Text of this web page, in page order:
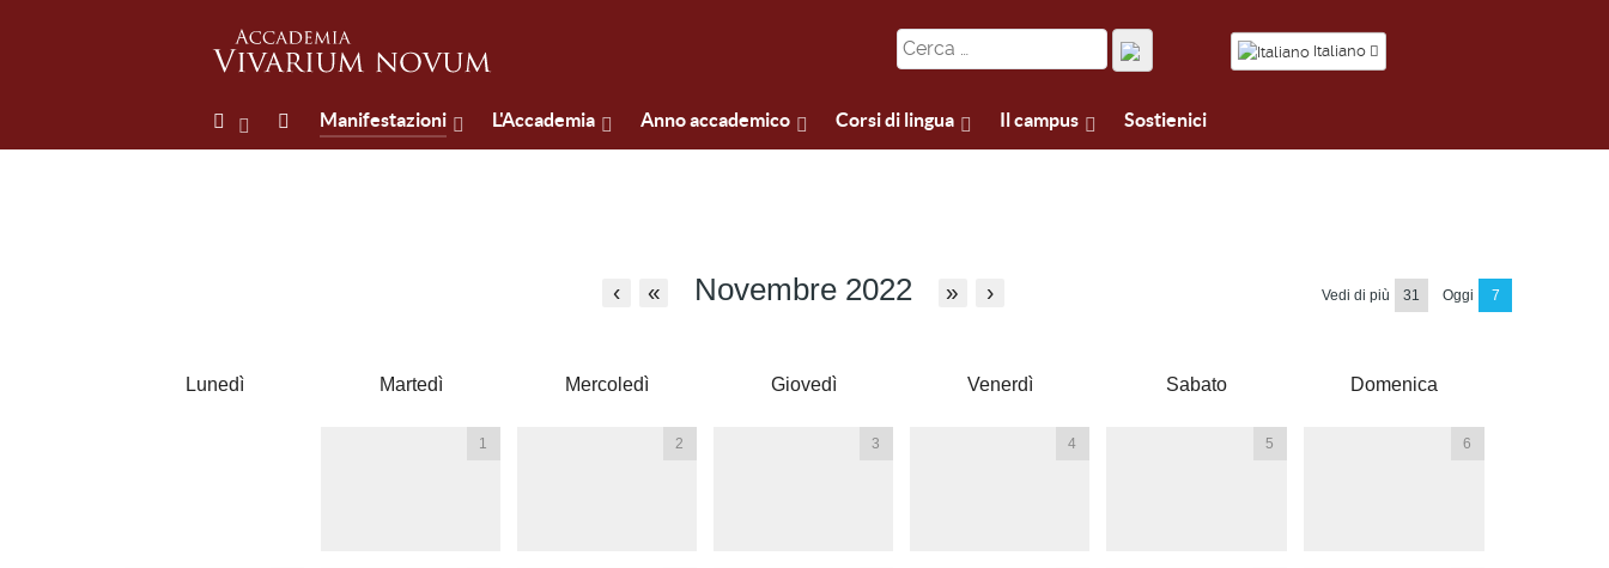
Italiano
Manifestazioni L'Accademia Anno accademico Corsi di lingua Il campus Sostienici
‹ « Novembre 2022 » › Vedi di più 31 Oggi 7
Lunedì Martedì Mercoledì Giovedì Venerdì Sabato Domenica
1 2 3 4 5 6